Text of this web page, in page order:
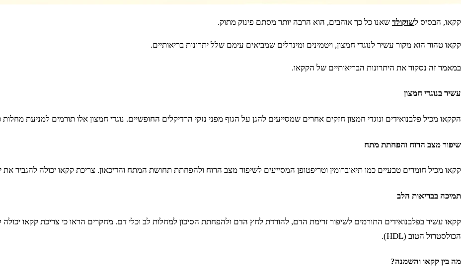
קקאו, הבסיס לשוקולד שאנו כל כך אוהבים, הוא הרבה יותר מסתם פינוק מתוק.
קקאו טהור הוא מקור עשיר לנוגדי חמצון, ויטמינים ומינרלים שמביאים עימם שלל יתרונות בריאותיים.
במאמר זה נסקור את היתרונות הבריאותיים של הקקאו.
עשיר בנוגדי חמצון
הקקאו מכיל פלבנואידים ונוגדי חמצון חזקים אחרים שמסייעים להגן על הגוף מפני נזקי הרדיקלים החופשיים. נוגדי חמצון אלו תורמים למניעת
שיפור מצב הרוח והפחתת מתח
קקאו מכיל חומרים טבעיים כמו תיאוברומין וטריפטופן המסייעים לשיפור מצב הרוח ולהפחתת תחושת המתח והדיכאון. צריכת קקאו יכולה להגביר את
תמיכה בבריאות הלב
הכולסטרול הטוב (HDL).
מה בין קקאו והשמנה?